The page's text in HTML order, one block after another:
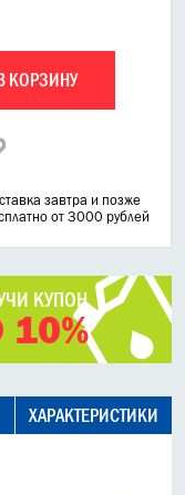
КОРЗИНУ
завтра и позже
от 3000 рублей
КУПОН
ХАРАКТЕРИСТИКИ